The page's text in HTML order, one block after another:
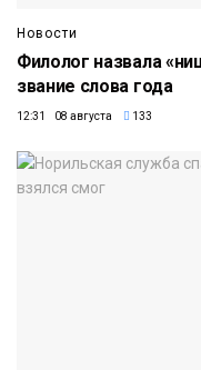
Новости
Филолог назвала
звание слова года
12:31 08 августа 133